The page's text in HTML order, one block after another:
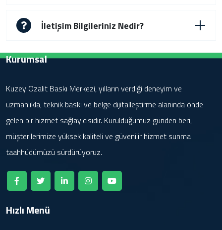
İletişim Bilgileriniz Nedir?
Kurumsal
Kuzey Ozalit Baskı Merkezi, yılların verdiği deneyim ve
uzmanlıkla, teknik baskı ve belge dijitalleştirme alanında önde
gelen bir hizmet sağlayıcısıdır. Kurulduğumuz günden beri,
müşterilerimize yüksek kaliteli ve güvenilir hizmet sunma
taahhüdümüzü sürdürüyoruz.
Hızlı Menü